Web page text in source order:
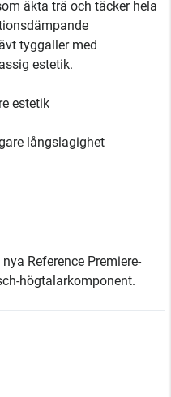
äkta trä och täcker hela
tyggaller med
estetik.
estetik
långslagighet
Reference Premiere-
högtalarkomponent.